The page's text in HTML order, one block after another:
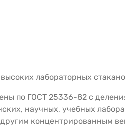
лабораторных
по ГОСТ 25336-82 с
научных, учебных
концентрированным